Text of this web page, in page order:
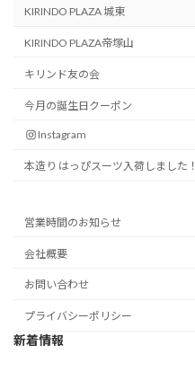
KIRINDO PLAZA 城東
KIRINDO PLAZA帝塚山
キリンド友の会
今月の誕生日クーポン
Instagram
本造り はっぴスーツ入荷しました！
営業時間のお知らせ
会社概要
お問い合わせ
プライバシーポリシー
新着情報